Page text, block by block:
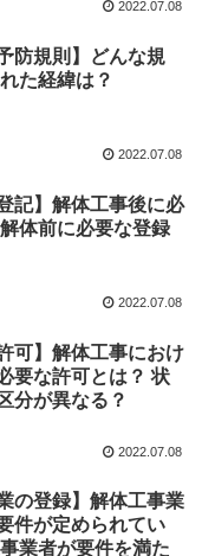
2022.07.08
防規則】どんな規
た経緯は？
2022.07.08
記】解体工事後に必
体前に必要な登録
2022.07.08
可】解体工事におけ
要な許可とは？ 状
分が異なる？
2022.07.08
の登録】解体工事業
件が定められてい
業者が要件を満た